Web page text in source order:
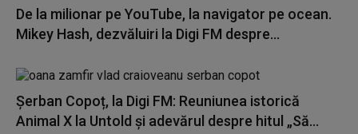
De la milionar pe YouTube, la navigator pe ocean.
Mikey Hash, dezvăluiri la Digi FM despre...
Șerban Copoț, la Digi FM: Reuniunea istorică
Animal X la Untold și adevărul despre hitul „Să...